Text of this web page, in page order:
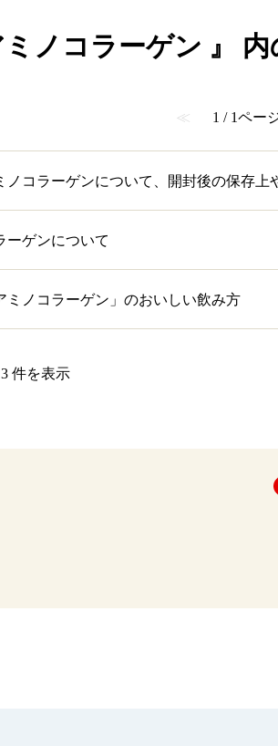
ミノコラーゲン 』
≪ 1 / 1ペー
ノコラーゲンについて、開封後の保存上
ーゲンについて
ミノコラーゲン」のおいしい飲み方
件を表示